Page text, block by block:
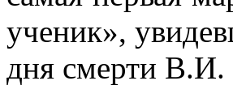
ученик»,
дня смерти В.И.